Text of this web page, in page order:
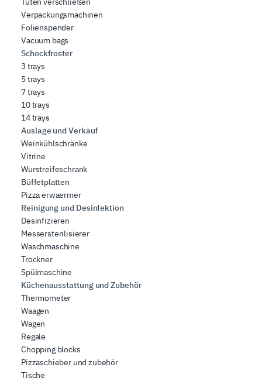
Verpackungsmachinen
Folienspender
Vacuum bags
Schockfroster
3 trays
5 trays
7 trays
10 trays
14 trays
Auslage und Verkauf
Weinkühlschränke
Vitrine
Wurstreifeschrank
Büffetplatten
Pizza erwaermer
Reinigung und Desinfektion
Desinfizieren
Messersterilisierer
Waschmaschine
Trockner
Spülmaschine
Küchenausstattung und Zubehör
Thermometer
Waagen
Wagen
Regale
Chopping blocks
Pizzaschieber und zubehör
Tische